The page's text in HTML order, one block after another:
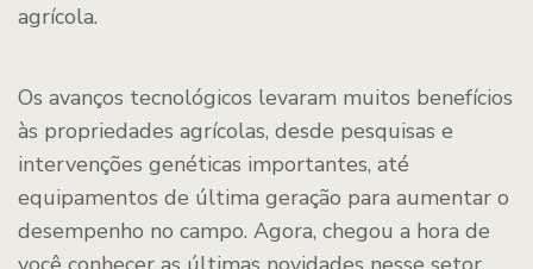
agrícola.
Os avanços tecnológicos levaram muitos benefícios
às propriedades agrícolas, desde pesquisas e
intervenções genéticas importantes, até
equipamentos de última geração para aumentar o
desempenho no campo. Agora, chegou a hora de